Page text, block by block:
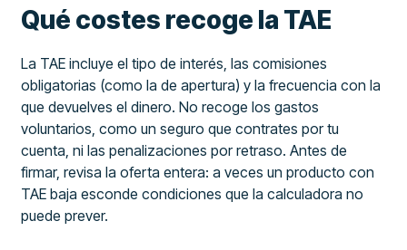
Qué costes recoge la TAE
La TAE incluye el tipo de interés, las comisiones
obligatorias (como la de apertura) y la frecuencia con la
que devuelves el dinero. No recoge los gastos
voluntarios, como un seguro que contrates por tu
cuenta, ni las penalizaciones por retraso. Antes de
firmar, revisa la oferta entera: a veces un producto con
TAE baja esconde condiciones que la calculadora no
puede prever.